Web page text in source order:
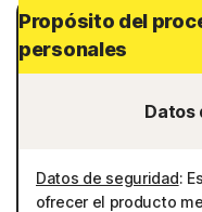
Propósito del
personales
Datos
Datos de seguridad:
ofrecer el producto